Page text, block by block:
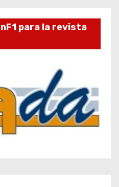
para la revista